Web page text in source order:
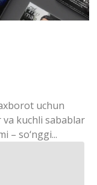
uchun
kuchli sabablar
– so‘nggi...